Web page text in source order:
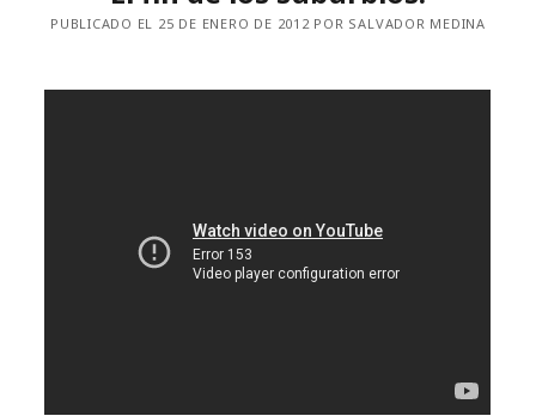
PUBLICADO EL 25 DE ENERO DE 2012 POR SALVADOR MEDINA